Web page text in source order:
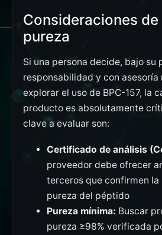
Consideraciones
pureza
Si una persona decide, bajo su
responsabilidad y con asesoría
explorar el uso de BPC-157, la
producto es absolutamente
clave a evaluar son:
Certificado de análisis
proveedor debe ofrecer
terceros que confirmen
pureza del péptido
Pureza mínima: Buscar
pureza ≥98% verificada